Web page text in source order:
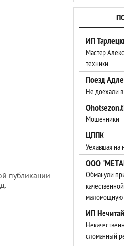
публикации.
ИП
Мастер
техники
Поезд
Не доехали
Мошенники
ЦППК
Уехавшая на
ООО
Обманули
маломощную
ИП
сломанный